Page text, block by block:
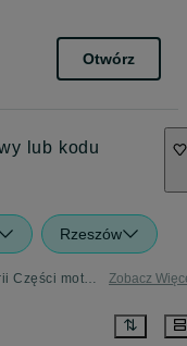
Otwórz
lub kodu
Rzeszów
Dla Ciebie wszystko - Rzeszów - w kategorii Części motocyklowe Zobacz